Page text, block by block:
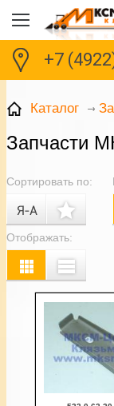
+7
Каталог
Запчасти
Сортировать по:
Отображать: